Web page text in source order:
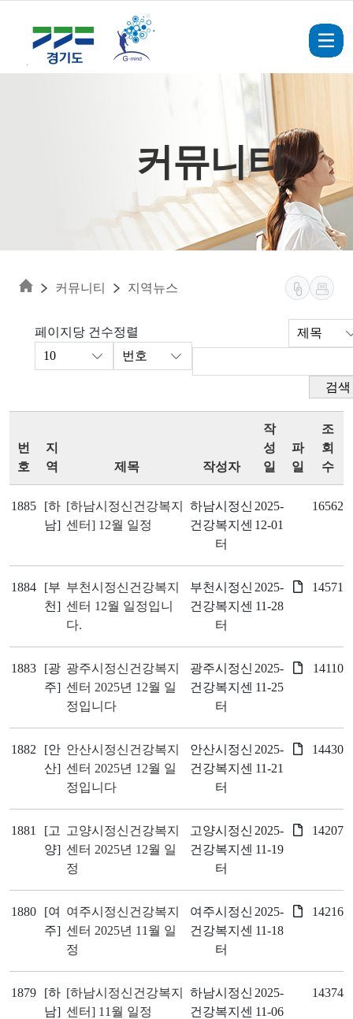
커뮤니티
커뮤니티 지역뉴스
페이지당 건수정렬
검색
번
호
지
역
제목 작성자
작
성
일
파
일
조
회
수
1885
[하
남]
[하남시정신건강복지
센터] 12월 일정
하남시정신
건강복지센
터
2025-
12-01
16562
1884
[부
천]
부천시정신건강복지
센터 12월 일정입니
다.
부천시정신
건강복지센
터
2025-
11-28
14571
1883
[광
주]
광주시정신건강복지
센터 2025년 12월 일
정입니다
광주시정신
건강복지센
터
2025-
11-25
14110
1882
[안
산]
안산시정신건강복지
센터 2025년 12월 일
정입니다
안산시정신
건강복지센
터
2025-
11-21
14430
1881
[고
양]
고양시정신건강복지
센터 2025년 12월 일
정
고양시정신
건강복지센
터
2025-
11-19
14207
1880
[여
주]
여주시정신건강복지
센터 2025년 11월 일
정
여주시정신
건강복지센
터
2025-
11-18
14216
1879
[하
남]
[하남시정신건강복지
센터] 11월 일정
하남시정신
건강복지센
2025-
11-06
14374